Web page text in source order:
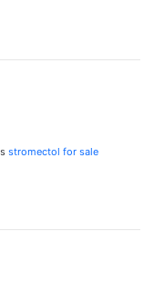
stromectol for sale